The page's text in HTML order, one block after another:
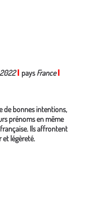
2022 paysFrance
de bonnes intentions,
prénoms en même
Ils affrontent
et légèreté.